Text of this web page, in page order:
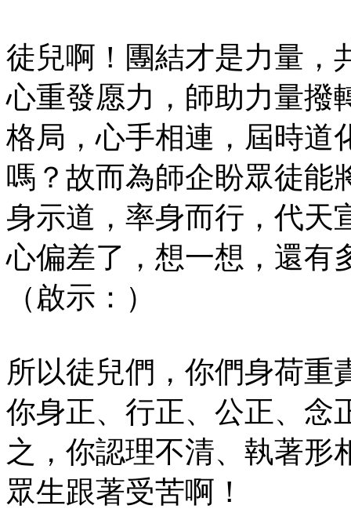
徒兒啊！團結才是力量，
心重發愿力，師助力量撥
格局，心手相連，屆時道
嗎？故而為師企盼眾徒能
身示道，率身而行，代天
心偏差了，想一想，還有
（啟示：）
所以徒兒們，你們身荷重
你身正、行正、公正、念
之，你認理不清、執著形
眾生跟著受苦啊！